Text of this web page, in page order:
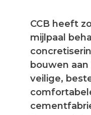
CCB heeft
mijlpaal
bouwen
veilige,